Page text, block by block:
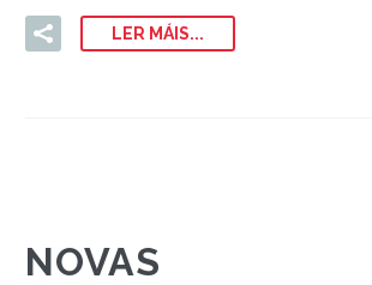
LER MÁIS...
NOVAS